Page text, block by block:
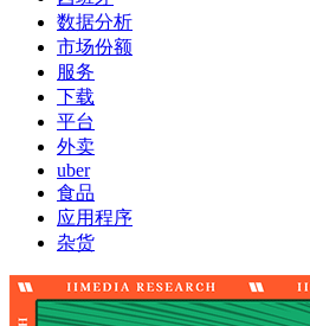
数据分析
市场份额
服务
下载
平台
外卖
uber
食品
应用程序
杂货